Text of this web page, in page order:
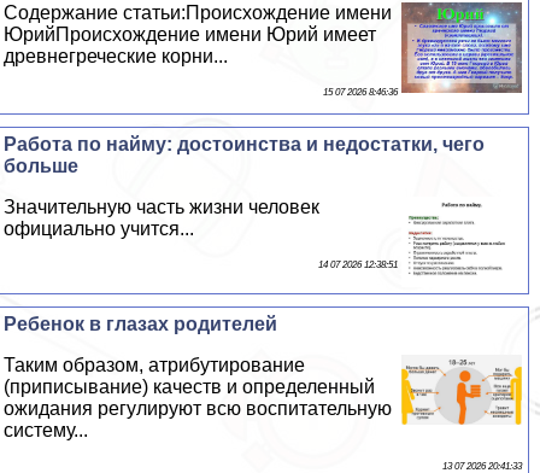
Содержание статьи:Происхождение имени
ЮрийПроисхождение имени Юрий имеет
древнегреческие корни...
15 07 2026 8:46:36
Работа по найму: достоинства и недостатки, чего
больше
Значительную часть жизни человек
официально учится...
14 07 2026 12:38:51
Ребенок в глазах родителей
Таким образом, атрибутирование
(приписывание) качеств и определенный
ожидания регулируют всю воспитательную
систему...
13 07 2026 20:41:33